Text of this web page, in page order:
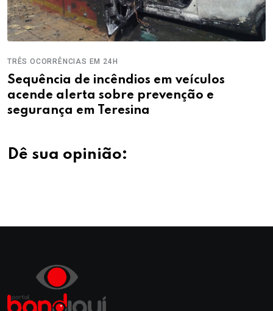
TRÊS OCORRÊNCIAS EM 24H
Sequência de incêndios em veículos
acende alerta sobre prevenção e
segurança em Teresina
Dê sua opinião: